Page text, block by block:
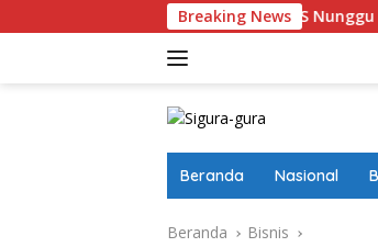
ke
Breaking News
Viral Pasien BPJS Nunggu 8 Jam Di
Beranda Nasional
Beranda Bisnis